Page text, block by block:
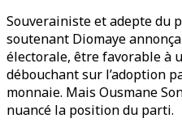
Souverainiste et adepte du
soutenant Diomaye
électorale, être favorable à
débouchant sur l’adoption
monnaie. Mais Ousmane
nuancé la position du parti.